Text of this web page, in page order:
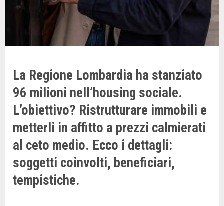
La Regione Lombardia ha stanziato
96 milioni nell’housing sociale.
L’obiettivo? Ristrutturare immobili e
metterli in affitto a prezzi calmierati
al ceto medio. Ecco i dettagli:
soggetti coinvolti, beneficiari,
tempistiche.